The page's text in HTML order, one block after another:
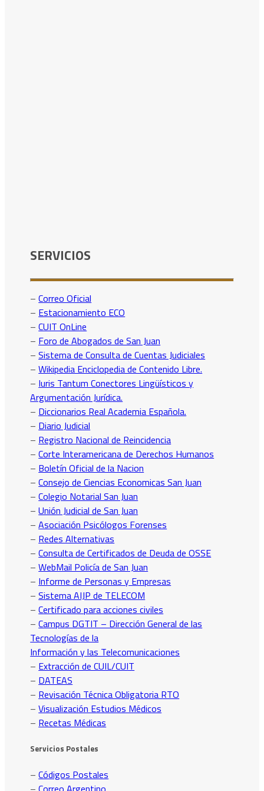
SERVICIOS
–Correo Oficial
– Estacionamiento ECO
–CUIT OnLine
– Foro de Abogados de San Juan
–Sistema de Consulta de Cuentas Judiciales
–Wikipedia Enciclopedia de Contenido Libre.
– Iuris Tantum Conectores Lingüísticos y
Argumentación Jurídica.
– Diccionarios Real Academia Española.
– Diario Judicial
– Registro Nacional de Reincidencia
–Corte Interamericana de Derechos Humanos
– Boletín Oficial de la Nacion
–Consejo de Ciencias Economicas San Juan
–Colegio Notarial San Juan
–Unión Judicial de San Juan
–Asociación Psicólogos Forenses
– Redes Alternativas
–Consulta de Certificados de Deuda de OSSE
–WebMail Policía de San Juan
– Informe de Personas y Empresas
–Sistema AIJP de TELECOM
–Certificado para acciones civiles
–Campus DGTIT – Dirección General de las
Tecnologías de la
Información y las Telecomunicaciones
– Extracción de CUIL/CUIT
– DATEAS
– Revisación Técnica Obligatoria RTO
–Visualización Estudios Médicos
– Recetas Médicas
Servicios Postales
–Códigos Postales